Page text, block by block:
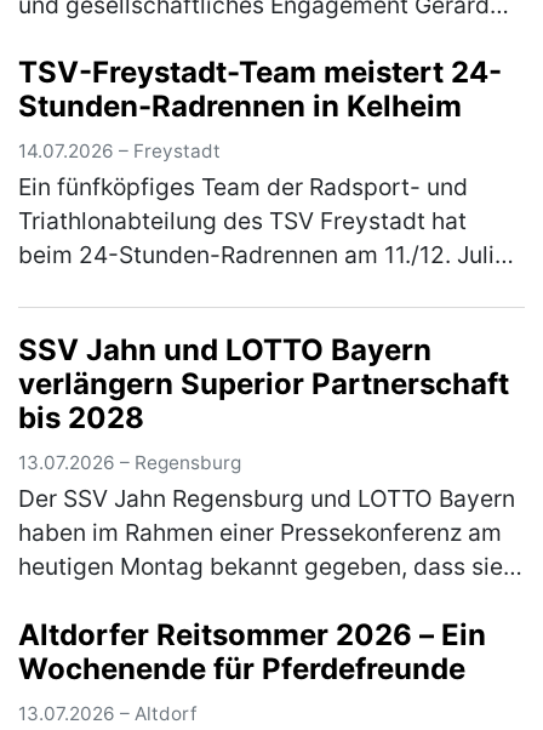
Pawlewitz (1. Vorsitzender Go…(mehr)
TSV-Freystadt-Team meistert 24-
Stunden-Radrennen in Kelheim
14.07.2026 – Freystadt
Ein fünfköpfiges Team der Radsport- und
Triathlonabteilung des TSV Freystadt hat
beim 24-Stunden-Radrennen am 11./12. Juli
SSV Jahn und LOTTO Bayern
verlängern Superior Partnerschaft
bis 2028
13.07.2026 – Regensburg
Der SSV Jahn Regensburg und LOTTO Bayern
haben im Rahmen einer Pressekonferenz am
heutigen Montag bekannt gegeben, dass sie
fortsetzen. Die loyale und sehr langjäh…
(mehr)
Altdorfer Reitsommer 2026 – Ein
Wochenende für Pferdefreunde
13.07.2026 – Altdorf